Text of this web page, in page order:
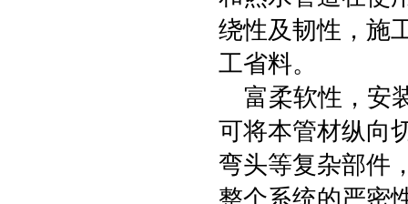
绕性及韧性，施
工省料。
富柔软性，安
可将本管材纵向
弯头等复杂部件
整个系统的严密